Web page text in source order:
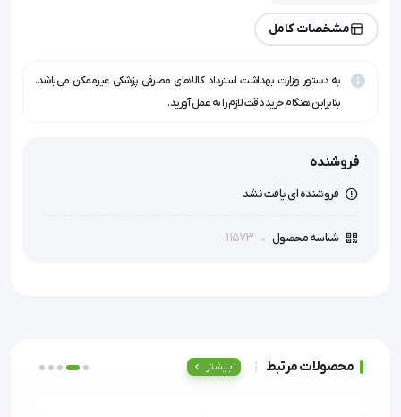
مشخصات کامل
به دستور وزارت بهداشت استرداد کالاهای مصرفی پزشکی غیرممکن می‌باشد.
بنابراین هنگام خرید دقت لازم را به عمل آورید.
فروشنده
فروشنده ای یافت نشد
شناسه محصول 11573
محصولات مرتبط بیشتر